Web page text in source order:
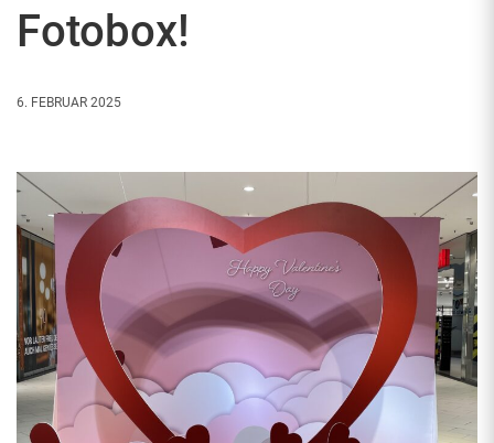
Fotobox!
6. FEBRUAR 2025